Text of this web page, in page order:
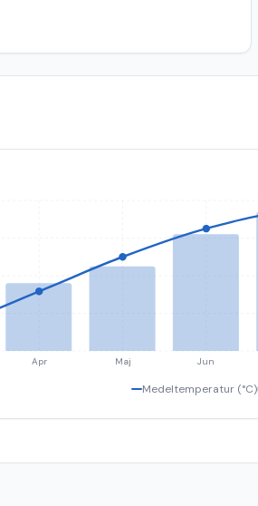
Apr Maj Jun
Medeltemperatur (°C)